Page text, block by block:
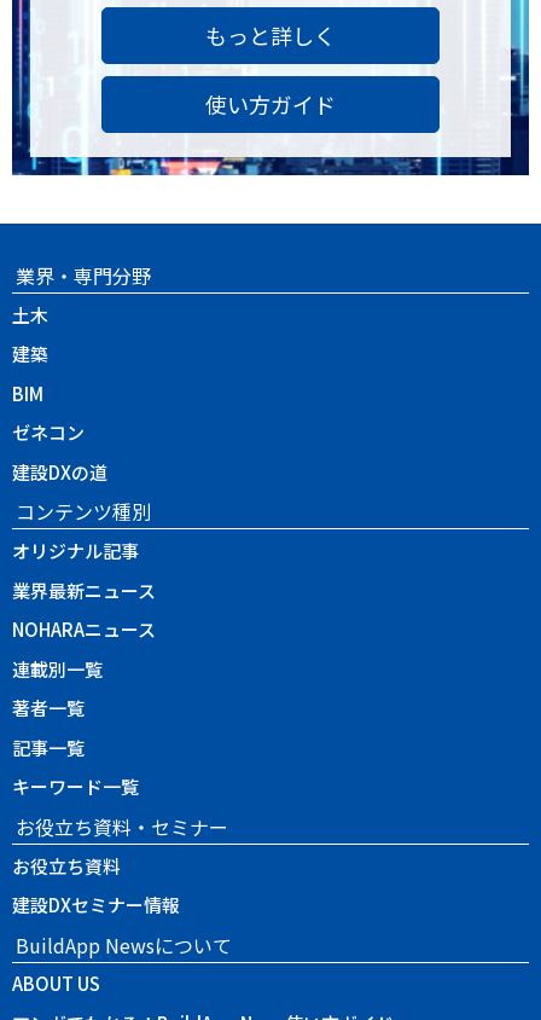
もっと詳しく
使い方ガイド
業界・専門分野
土木
建築
BIM
ゼネコン
建設DXの道
コンテンツ種別
オリジナル記事
業界最新ニュース
NOHARAニュース
連載別一覧
著者一覧
記事一覧
キーワード一覧
お役立ち資料・セミナー
お役立ち資料
建設DXセミナー情報
BuildApp Newsについて
ABOUT US